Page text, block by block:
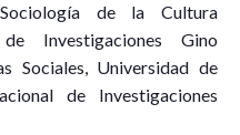
de la Cultura
Investigaciones Gino
Sociales, Universidad de
de Investigaciones